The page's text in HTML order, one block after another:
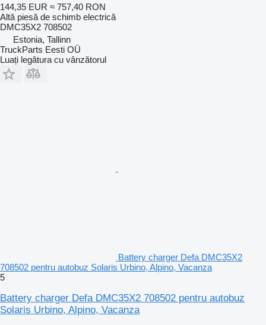
144,35 EUR ≈ 757,40 RON
Altă piesă de schimb electrică
DMC35X2 708502
Estonia, Tallinn
TruckParts Eesti OÜ
Luați legătura cu vânzătorul
Battery charger Defa DMC35X2
708502 pentru autobuz Solaris Urbino, Alpino, Vacanza
5
Battery charger Defa DMC35X2 708502 pentru autobuz
Solaris Urbino, Alpino, Vacanza